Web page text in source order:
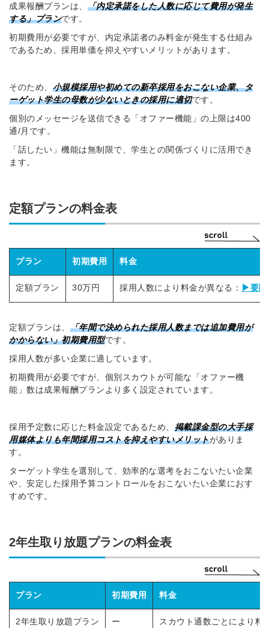
成果報酬プランは、 「内定承諾をした人数に応じて費用が発生
する」プランです。
初期費用が必要ですが、内定承諾者のみ料金が発生する仕組み
であるため、採用単価を抑えやすいメリットがあります。
そのため、 小規模採用や初めての新卒採用をおこない企業、タ
ーゲット学生の母数が少ないときの採用に適切です。
個別のメッセージを送信できる「オファー機能」の上限は400
通/月です。
「話したい」機能は無制限で、学生との関係づくりに活用でき
ます。
定額プランの料金表
プラン 初期費用 料金
定額プラン 30万円 採用人数により料金が異なる： ▶要問
定額プランは、 「年間で決められた採用人数までは追加費用が
かからない」初期費用型です。
採用人数が多い企業に適しています。
初期費用が必要ですが、個別スカウトが可能な「オファー機
能」数は成果報酬プランより多く設定されています。
採用予定数に応じた料金設定であるため、 掲載課金型の大手採
用媒体よりも年間採用コストを抑えやすいメリットがありま
す。
ターゲット学生を選別して、効率的な選考をおこないたい企業
や、安定した採用予算コントロールをおこないたい企業におす
すめです。
2年生取り放題プランの料金表
プラン 初期費用 料金
2年生取り放題プラン ー スカウト通数ごとにより料